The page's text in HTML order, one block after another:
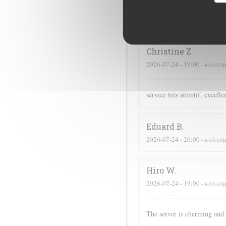
Christine Z
2026-07-24 - 19:00 -
service très attentif,
Eduard B
2026-07-24 - 20:00 -
Hiro W
2026-07-24 - 19:00 -
The server is charming